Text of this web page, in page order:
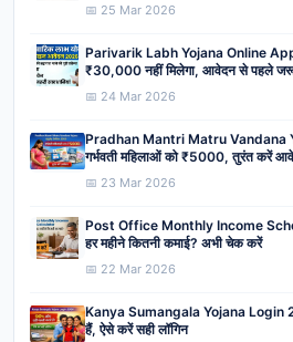
📅 25 Mar 2026
Parivarik Labh Yojana Online
₹30,000 नहीं मिलेगा, आवेदन से पहले
📅 24 Mar 2026
Pradhan Mantri Matru Vandana
गर्भवती महिलाओं को ₹5000, तुरंत करें
📅 23 Mar 2026
Post Office Monthly Income
हर महीने कितनी कमाई? अभी चेक करें
📅 22 Mar 2026
Kanya Sumangala Yojana Login
हैं, ऐसे करें सही लॉगिन